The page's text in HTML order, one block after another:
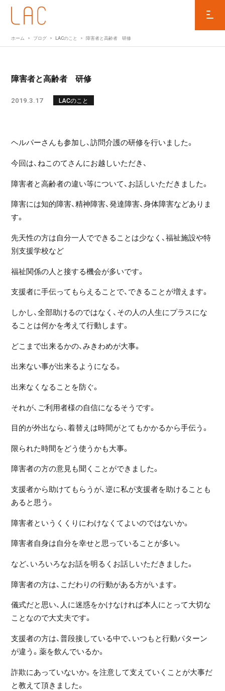
ホーム ブログ LACのこと 障害者と高齢者 研修
障害者と高齢者 研修
2019.3.17 LACのこと
ヘルパーさんも参加し、訪問介護の研修を行いました。
今回は、ねこのてさんにお越しいただき、
障害者と高齢者の違い等について、お話しいただきました。
障害には知的障害、精神障害、発達障害、身体障害などありま
す。
先天性の方は自分一人でできることは少なく、福祉施設や特
別支援学校など
福祉関係の人と接する機会が多いです。
支援者に手伝ってもらえることで、できることが増えます。
しかし、全部助けるのではなく、その人の人生にプラスにな
ることは何かを考えて行動します。
どこまで出来るかの、みきわめが大事。
出来ない事が出来るようになる。
出来なくなることを防ぐ。
それが、ご利用者様の自信になるそうです。
目的が外出なら、着替えは時間がとてもかかるから手伝う。
限られた時間をどう使うかも大事。
障害者の方の意見も聞くことができました。
支援者から助けてもらうが、逆に私が支援者を助けることも
あると思う。
障害者というくくりにわけなくてよいのではないか。
障害者自身は自分を幸せと思っていることが多い。
など、いろいろなお話を明るくお話しいただきました。
障害者の方は、こだわりの行動がある方がいます。
儀式だと思い、人に迷惑をかけなければ本人にとって大切な
ことなので大丈夫です。
支援者の方は、普段接している中で、いつもと行動パターン
が違う。薬を飲んでいるか。
詐欺にあっていないか。を注意して支えていくことが大事だ
と教えて頂きました。